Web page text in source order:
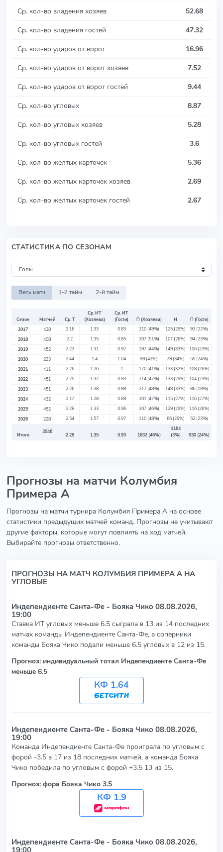
Ср. кол-во владения хозяев
52.68
Ср. кол-во владения гостей
47.32
Ср. кол-во ударов от ворот
16.96
Ср. кол-во ударов от ворот хозяев
7.52
Ср. кол-во ударов от ворот гостей
9.44
Ср. кол-во угловых
8.87
Ср. кол-во угловых хозяев
5.28
Ср. кол-во угловых гостей
3.6
Ср. кол-во желтых карточек
5.36
Ср. кол-во желтых карточек хозяев
2.69
Ср. кол-во желтых карточек гостей
2.67
СТАТИСТИКА ПО СЕЗОНАМ
Весь матч 1-й тайм 2-й тайм
Сезон Матчей Ср. Т
Ср. ИТ
(Хозяева)
Ср. ИТ
(Гости)
П (Хозяева) Н
П (Гости)
2017
428 2.16 1.33 0.83 210 (49%) 125 (29%) 93 (22%)
2018
408 2.2 1.35 0.85 207 (51%) 107 (26%) 94 (23%)
2019
452 2.23 1.31 0.92 197 (44%) 149 (33%) 106 (23%)
2020
233 2.44 1.4 1.04 99 (42%) 79 (34%) 55 (24%)
2021
411 2.26 1.26 1 170 (41%) 133 (32%) 108 (26%)
2022
451 2.25 1.32 0.93 214 (47%) 133 (29%) 104 (23%)
2023
451 2.26 1.38 0.88 217 (48%) 148 (33%) 86 (19%)
2024
432 2.17 1.28 0.89 201 (47%) 115 (27%) 116 (27%)
2025
452 2.28 1.33 0.96 207 (46%) 129 (29%) 116 (26%)
2026
228 2.54 1.57 0.97 110 (48%) 66 (29%) 52 (23%)
Итого
3946
2.28 1.35 0.93 1832 (46%)
1184
(3%)
930 (24%)
Прогнозы на матчи Колумбия
Примера А
Прогнозы на матчи турнира Колумбия Примера А на основе
статистики предыдущих матчей команд. Прогнозы не учитывают
другие факторы, которые могут повлиять на ход матчей.
Выбирайте прогнозы ответственно.
ПРОГНОЗЫ НА МАТЧ КОЛУМБИЯ ПРИМЕРА А НА
УГЛОВЫЕ
Индепендиенте Санта-Фе - Бояка Чико 08.08.2026,
19:00
Ставка ИТ угловых меньше 6.5 сыграла в 13 из 14 последних
матчах команды Индепендиенте Санта-Фе, а соперники
команды Бояка Чико подали меньше 6.5 угловых в 12 из 15.
Прогноз: индивидуальный тотал Индепендиенте Санта-Фе
меньше 6.5
КФ 1.64
Индепендиенте Санта-Фе - Бояка Чико 08.08.2026,
19:00
Команда Индепендиенте Санта-Фе проиграла по угловым с
форой -3.5 в 17 из 18 последних матчей, а команда Бояка
Чико победила по угловым с форой +3.5 13 из 15.
Прогноз: фора Бояка Чико 3.5
КФ 1.9
Индепендиенте Санта-Фе - Бояка Чико 08.08.2026,
19:00